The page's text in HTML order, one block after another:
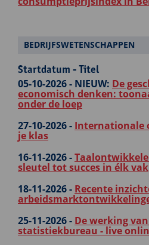
BEDRIJFSWETENSCHAPPEN
Startdatum - Titel
05-10-2026 - NIEUW: De
economisch denken:
onder de loep
27-10-2026 - Internationale
je klas
16-11-2026 -
sleutel tot succes in élk vak
18-11-2026 - Recente
25-11-2026 - De werking
statistiekbureau - live